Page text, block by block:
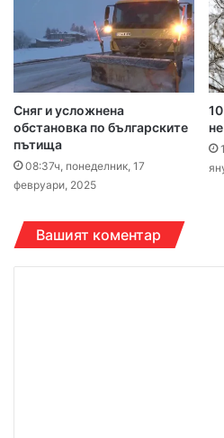
Сняг и усложнена
обстановка по българските
пътища
08:37ч, понеделник, 17
февруари, 2025
Вашият коментар